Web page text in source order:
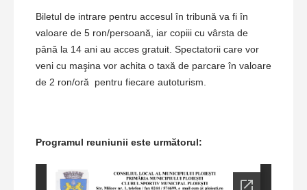
Biletul de intrare pentru accesul în tribună va fi în
valoare de 5 ron/persoană, iar copiii cu vârsta de
până la 14 ani au acces gratuit. Spectatorii care vor
veni cu maşina vor achita o taxă de parcare în valoare
de 2 ron/oră pentru fiecare autoturism.
Programul reuniunii este următorul: